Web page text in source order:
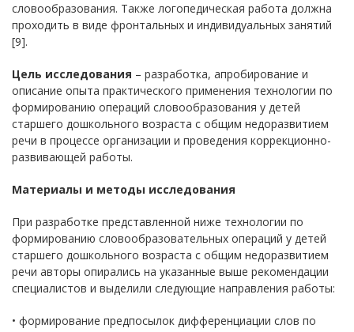
словообразования. Также логопедическая работа должна
проходить в виде фронтальных и индивидуальных занятий
[9].
Цель исследования – разработка, апробирование и
описание опыта практического применения технологии по
формированию операций словообразования у детей
старшего дошкольного возраста с общим недоразвитием
речи в процессе организации и проведения коррекционно-
развивающей работы.
Материалы и методы исследования
При разработке представленной ниже технологии по
формированию словообразовательных операций у детей
старшего дошкольного возраста с общим недоразвитием
речи авторы опирались на указанные выше рекомендации
специалистов и выделили следующие направления работы:
• формирование предпосылок дифференциации слов по